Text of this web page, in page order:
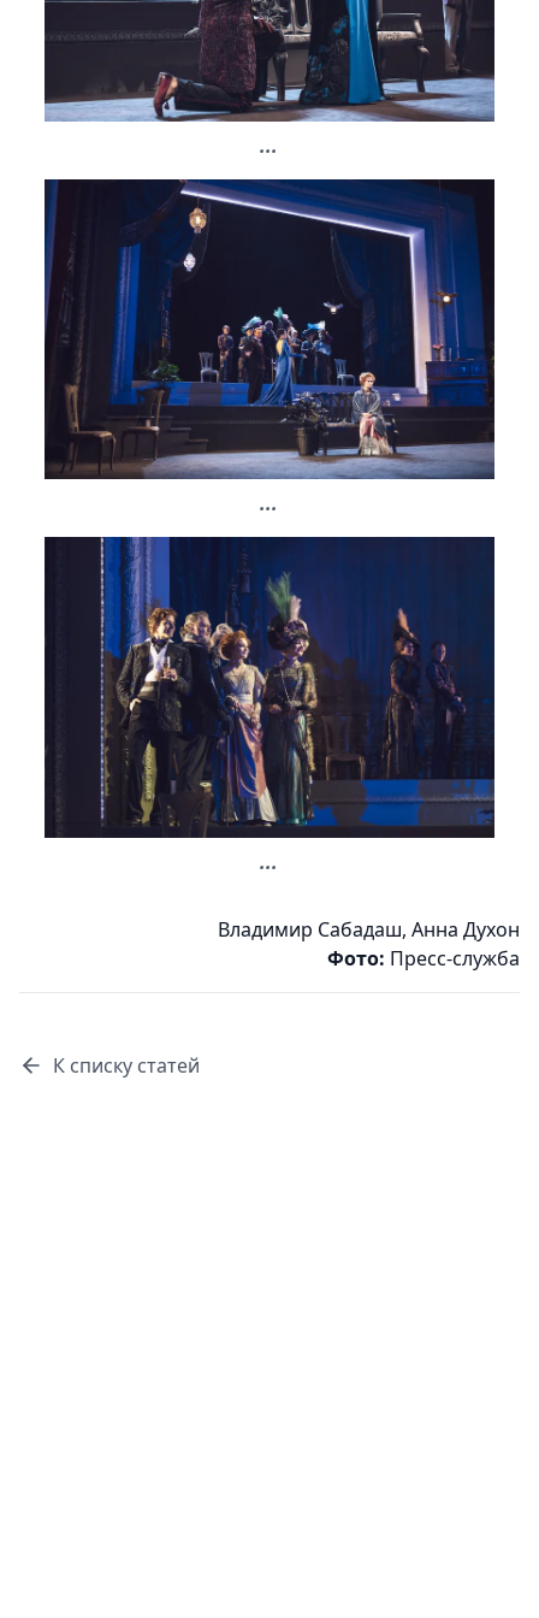
...
...
...
Владимир Сабадаш, Анна Духон
Фото: Пресс-служба
К списку статей